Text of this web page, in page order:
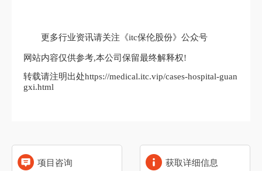
更多行业资讯请关注《itc保伦股份》公众号
网站内容仅供参考,本公司保留最终解释权!
转载请注明出处https://medical.itc.vip/cases-hospital-guan
gxi.html
项目咨询 获取详细信息